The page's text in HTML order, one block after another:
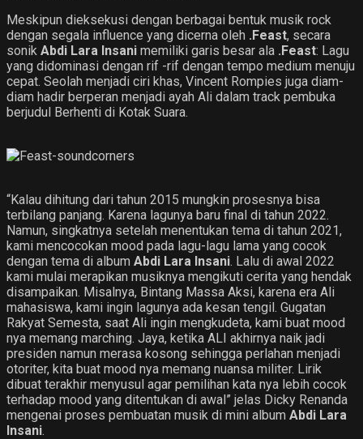
Meskipun dieksekusi dengan berbagai bentuk musik rock
dengan segala influence yang dicerna oleh .Feast, secara
sonik Abdi Lara Insani memiliki garis besar ala .Feast: Lagu
yang didominasi dengan rif -rif dengan tempo medium menuju
cepat. Seolah menjadi ciri khas, Vincent Rompies juga diam-
diam hadir berperan menjadi ayah Ali dalam track pembuka
berjudul Berhenti di Kotak Suara.
“Kalau dihitung dari tahun 2015 mungkin prosesnya bisa
terbilang panjang. Karena lagunya baru final di tahun 2022.
Namun, singkatnya setelah menentukan tema di tahun 2021,
kami mencocokan mood pada lagu-lagu lama yang cocok
dengan tema di album Abdi Lara Insani. Lalu di awal 2022
kami mulai merapikan musiknya mengikuti cerita yang hendak
disampaikan. Misalnya, Bintang Massa Aksi, karena era Ali
mahasiswa, kami ingin lagunya ada kesan tengil. Gugatan
Rakyat Semesta, saat Ali ingin mengkudeta, kami buat mood
nya memang marching. Jaya, ketika ALI akhirnya naik jadi
presiden namun merasa kosong sehingga perlahan menjadi
otoriter, kita buat mood nya memang nuansa militer. Lirik
dibuat terakhir menyusul agar pemilihan kata nya lebih cocok
terhadap mood yang ditentukan di awal” jelas Dicky Renanda
mengenai proses pembuatan musik di mini album Abdi Lara
Insani.